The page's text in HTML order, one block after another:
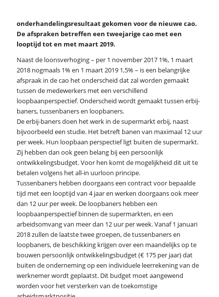
onderhandelingsresultaat gekomen voor de nieuwe cao.
De afspraken betreffen een tweejarige cao met een
looptijd tot en met maart 2019.
Naast de loonsverhoging – per 1 november 2017 1%, 1 maart
2018 nogmaals 1% en 1 maart 2019 1,5% – is een belangrijke
afspraak in de cao het onderscheid dat zal worden gemaakt
tussen de medewerkers met een verschillend
loopbaanperspectief. Onderscheid wordt gemaakt tussen erbij-
baners, tussenbaners en loopbaners.
De erbij-baners doen het werk in de supermarkt erbij, naast
bijvoorbeeld een studie. Het betreft banen van maximaal 12 uur
per week. Hun loopbaan perspectief ligt buiten de supermarkt.
Zij hebben dan ook geen belang bij een persoonlijk
ontwikkelingsbudget. Voor hen komt de mogelijkheid dit uit te
betalen volgens het all-in uurloon principe.
Tussenbaners hebben doorgaans een contract voor bepaalde
tijd met een looptijd van 4 jaar en werken doorgaans ook meer
dan 12 uur per week. De loopbaners hebben een
loopbaanperspectief binnen de supermarkten, en een
arbeidsomvang van meer dan 12 uur per week. Vanaf 1 januari
2018 zullen de laatste twee groepen, de tussenbaners en
loopbaners, de beschikking krijgen over een maandelijks op te
bouwen persoonlijk ontwikkelingsbudget (€ 175 per jaar) dat
buiten de onderneming op een individuele leerrekening van de
werknemer wordt geplaatst. Dit budget moet aangewend
worden voor het versterken van de toekomstige